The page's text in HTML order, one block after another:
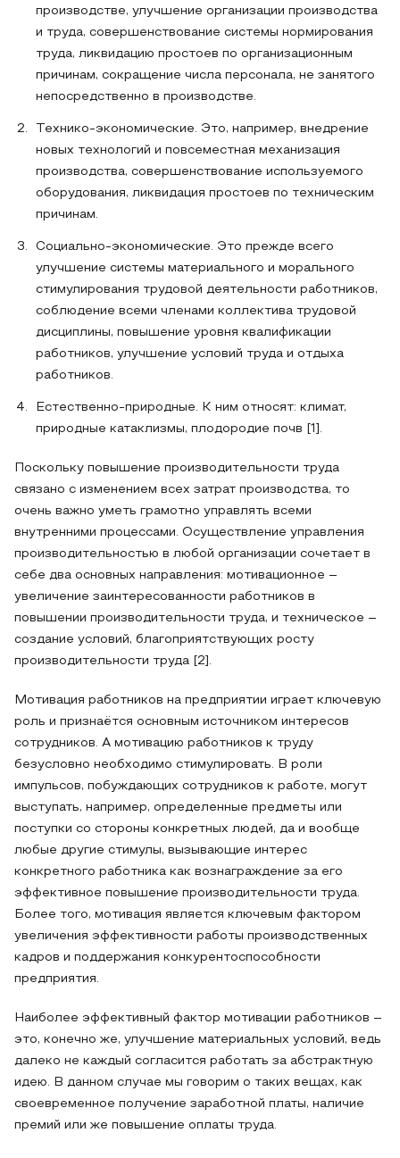
производстве, улучшение организации производства
и труда, совершенствование системы нормирования
труда, ликвидацию простоев по организационным
причинам, сокращение числа персонала, не занятого
непосредственно в производстве.
Технико-экономические. Это, например, внедрение
новых технологий и повсеместная механизация
производства, совершенствование используемого
оборудования, ликвидация простоев по техническим
причинам.
Социально-экономические. Это прежде всего
улучшение системы материального и морального
стимулирования трудовой деятельности работников,
соблюдение всеми членами коллектива трудовой
дисциплины, повышение уровня квалификации
работников, улучшение условий труда и отдыха
работников.
Естественно-природные. К ним относят: климат,
природные катаклизмы, плодородие почв [1].
Поскольку повышение производительности труда
связано с изменением всех затрат производства, то
очень важно уметь грамотно управлять всеми
внутренними процессами. Осуществление управления
производительностью в любой организации сочетает в
себе два основных направления: мотивационное –
увеличение заинтересованности работников в
повышении производительности труда, и техническое –
создание условий, благоприятствующих росту
производительности труда [2].
Мотивация работников на предприятии играет ключевую
роль и признаётся основным источником интересов
сотрудников. А мотивацию работников к труду
безусловно необходимо стимулировать. В роли
импульсов, побуждающих сотрудников к работе, могут
выступать, например, определенные предметы или
поступки со стороны конкретных людей, да и вообще
любые другие стимулы, вызывающие интерес
конкретного работника как вознаграждение за его
эффективное повышение производительности труда.
Более того, мотивация является ключевым фактором
увеличения эффективности работы производственных
кадров и поддержания конкурентоспособности
предприятия.
Наиболее эффективный фактор мотивации работников –
это, конечно же, улучшение материальных условий, ведь
далеко не каждый согласится работать за абстрактную
идею. В данном случае мы говорим о таких вещах, как
своевременное получение заработной платы, наличие
премий или же повышение оплаты труда.